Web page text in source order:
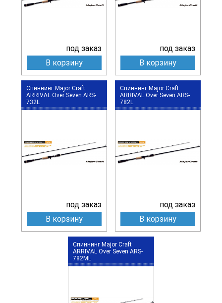
под заказ
В корзину
под заказ
В корзину
Спиннинг Major Craft
ARRIVAL Over Seven ARS-
732L
под заказ
В корзину
Спиннинг Major Craft
ARRIVAL Over Seven ARS-
782L
под заказ
В корзину
Спиннинг Major Craft
ARRIVAL Over Seven ARS-
782ML